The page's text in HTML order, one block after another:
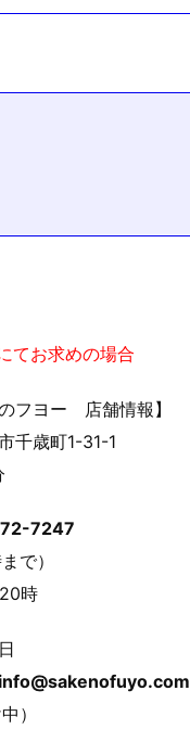
てお求めの場合
フヨー 店舗情報】
千歳町1-31-1
7247
で）
時
info@sakenofuyo.com
）